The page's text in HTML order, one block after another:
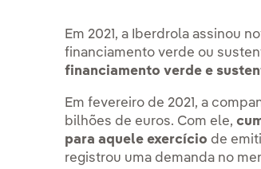
Em 2021, a Iberdrola assinou
financiamento verde ou
financiamento verde e
Em fevereiro de 2021, a
bilhões de euros. Com ele,
para aquele exercício de
registrou uma demanda no